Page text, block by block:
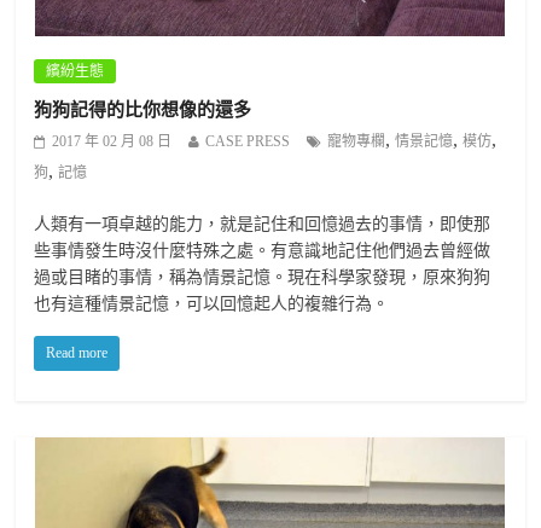
繽紛生態
狗狗記得的比你想像的還多
2017 年 02 月 08 日 CASE PRESS 寵物專欄 ,情景記憶,模仿,
狗,記憶
人類有一項卓越的能力，就是記住和回憶過去的事情，即使那
些事情發生時沒什麼特殊之處。有意識地記住他們過去曾經做
過或目睹的事情，稱為情景記憶。現在科學家發現，原來狗狗
也有這種情景記憶，可以回憶起人的複雜行為。
Read more